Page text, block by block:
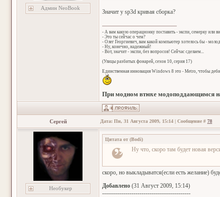
Админ NeoBook
Значит у sp3d кривая сборка?
- А вам какую операционку поставить - экспи, семерку или
- Это ты сейчас о чем?
- Олег Георгиевич, вам какой компьютер хотелось бы -
- Ну, конечно, надежный!
- Вот, значит - экспи, без вопросов! Сейчас сделаем...
(Улицы разбитых фонарей, сезон 10, серия 17)
Единственная инновация Windows 8 это - Metro, чтобы
При модном втюхе модоподдающимся
Сергей Дата: Пн, 31 Августа 2009, 15:14 | Сообщение # 78
Необукер
Цитата от (Bodi)
Ну что, скоро там будет новая
скоро, но выкладыватся(если есть желание)
Добавлено (31 Август 2009, 15:14)
---------------------------------------------